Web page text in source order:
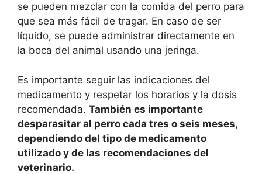
se pueden mezclar con la comida del perro para
que sea más fácil de tragar. En caso de ser
líquido, se puede administrar directamente en
la boca del animal usando una jeringa.
Es importante seguir las indicaciones del
medicamento y respetar los horarios y la dosis
recomendada. También es importante
desparasitar al perro cada tres o seis meses,
dependiendo del tipo de medicamento
utilizado y de las recomendaciones del
veterinario.